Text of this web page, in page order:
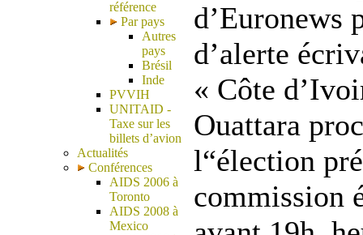
référence
Par pays
Autres
pays
Brésil
Inde
PVVIH
UNITAID -
Taxe sur les
billets d’avion
Actualités
Conférences
AIDS 2006 à
Toronto
AIDS 2008 à
Mexico
d’Euronews
d’alerte
« Côte
Ouattara
l“élection
commission